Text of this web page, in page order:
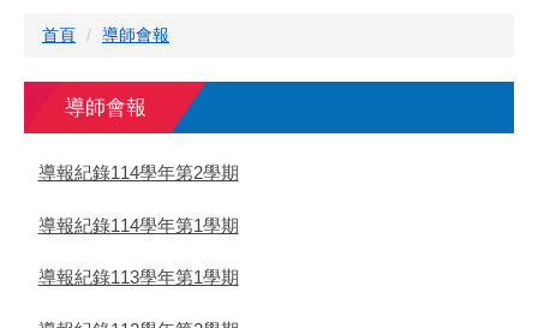
首頁 導師會報
導師會報
導報紀錄114學年第2學期
導報紀錄114學年第1學期
導報紀錄113學年第1學期